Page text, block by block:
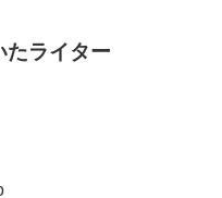
たライター